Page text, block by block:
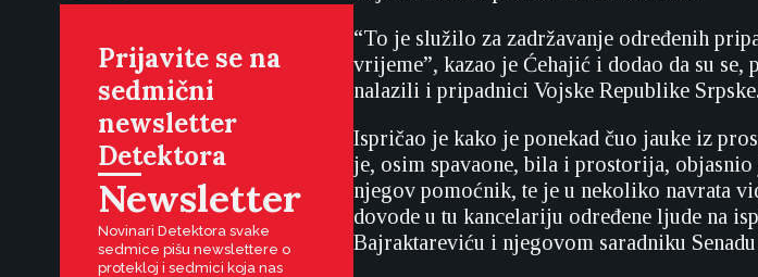
Prijavite se na
sedmični
newsletter
Detektora
Newsletter
Novinari Detektora svake
sedmice pišu newslettere o
protekloj i sedmici koja nas
“To je služilo za zadržavanje određenih
vrijeme”, kazao je Ćehajić i dodao da su
nalazili i pripadnici Vojske Republike Srpske.
Ispričao je kako je ponekad čuo jauke iz
je, osim spavaone, bila i prostorija,
njegov pomoćnik, te je u nekoliko navrata
dovode u tu kancelariju određene ljude na
Bajraktareviću i njegovom saradniku